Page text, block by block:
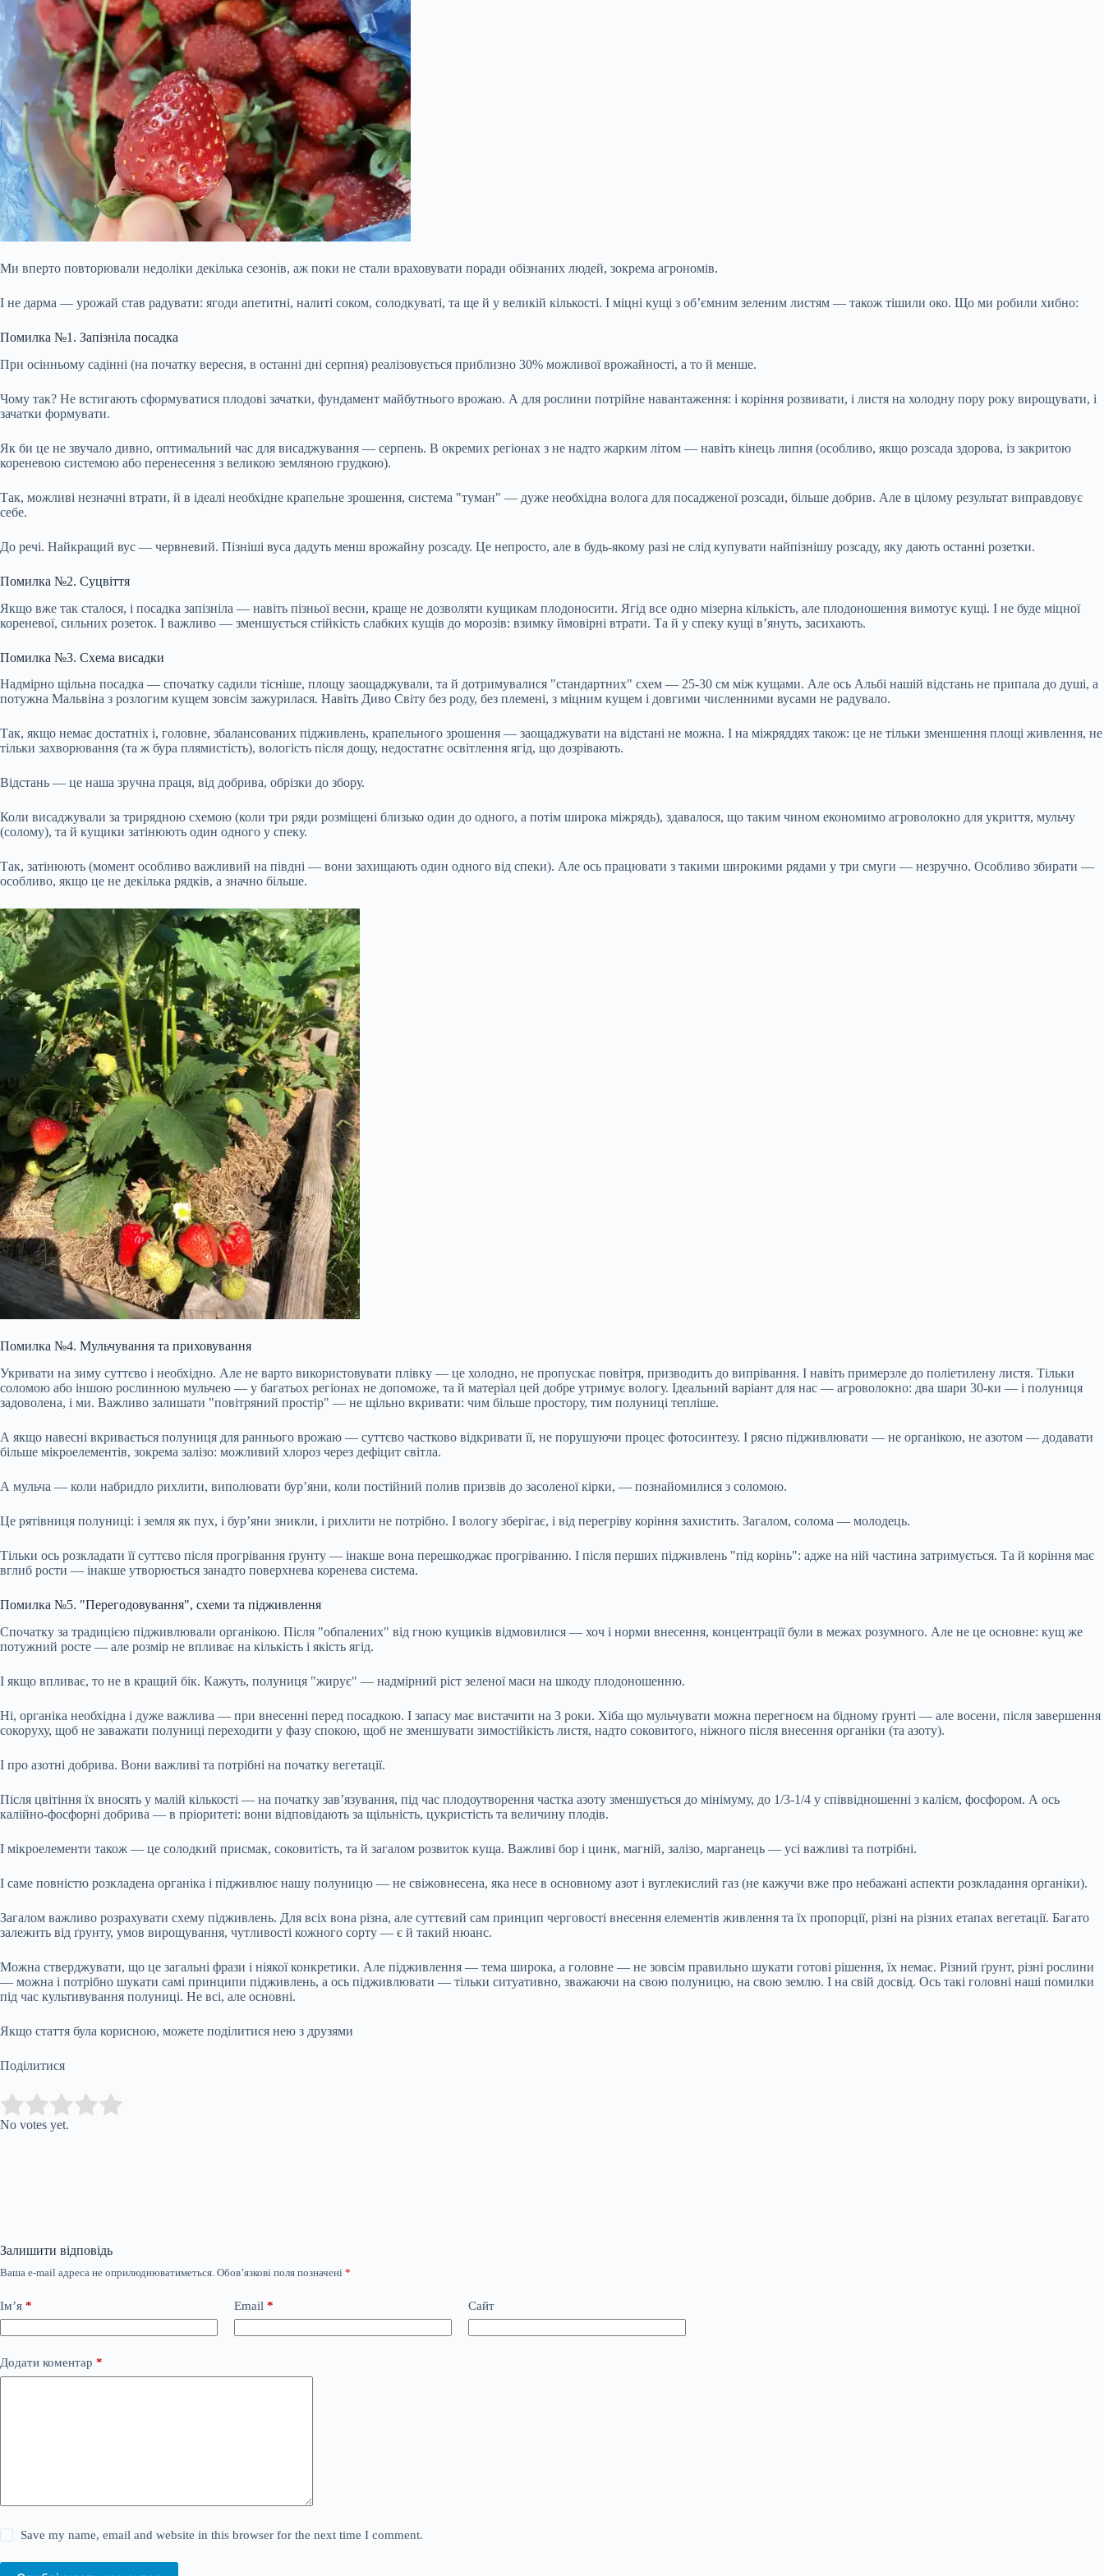
Ми вперто повторювали недоліки декілька сезонів, аж поки не стали враховувати поради обізнаних людей, зокрема агрономів.
І не дарма — урожай став радувати: ягоди апетитні, налиті соком, солодкуваті, та ще й у великій кількості. І міцні кущі з об’ємним зеленим листям — також тішили око. Що ми робили хибно:
Помилка №1. Запізніла посадка
При осінньому садінні (на початку вересня, в останні дні серпня) реалізовується приблизно 30% можливої врожайності, а то й менше.
Чому так? Не встигають сформуватися плодові зачатки, фундамент майбутнього врожаю. А для рослини потрійне навантаження: і коріння розвивати, і листя на холодну пору року вирощувати, і
зачатки формувати.
Як би це не звучало дивно, оптимальний час для висаджування — серпень. В окремих регіонах з не надто жарким літом — навіть кінець липня (особливо, якщо розсада здорова, із закритою
кореневою системою або перенесення з великою земляною грудкою).
Так, можливі незначні втрати, й в ідеалі необхідне крапельне зрошення, система "туман" — дуже необхідна волога для посадженої розсади, більше добрив. Але в цілому результат виправдовує
себе.
До речі. Найкращий вус — червневий. Пізніші вуса дадуть менш врожайну розсаду. Це непросто, але в будь-якому разі не слід купувати найпізнішу розсаду, яку дають останні розетки.
Помилка №2. Суцвіття
Якщо вже так сталося, і посадка запізніла — навіть пізньої весни, краще не дозволяти кущикам плодоносити. Ягід все одно мізерна кількість, але плодоношення вимотує кущі. І не буде міцної
кореневої, сильних розеток. І важливо — зменшується стійкість слабких кущів до морозів: взимку ймовірні втрати. Та й у спеку кущі в’януть, засихають.
Помилка №3. Схема висадки
Надмірно щільна посадка — спочатку садили тісніше, площу заощаджували, та й дотримувалися "стандартних" схем — 25-30 см між кущами. Але ось Альбі нашій відстань не припала до душі, а
потужна Мальвіна з розлогим кущем зовсім зажурилася. Навіть Диво Світу без роду, без племені, з міцним кущем і довгими численними вусами не радувало.
Так, якщо немає достатніх і, головне, збалансованих підживлень, крапельного зрошення — заощаджувати на відстані не можна. І на міжряддях також: це не тільки зменшення площі живлення, не
тільки захворювання (та ж бура плямистість), вологість після дощу, недостатнє освітлення ягід, що дозрівають.
Відстань — це наша зручна праця, від добрива, обрізки до збору.
Коли висаджували за трирядною схемою (коли три ряди розміщені близько один до одного, а потім широка міжрядь), здавалося, що таким чином економимо агроволокно для укриття, мульчу
(солому), та й кущики затінюють один одного у спеку.
Так, затінюють (момент особливо важливий на півдні — вони захищають один одного від спеки). Але ось працювати з такими широкими рядами у три смуги — незручно. Особливо збирати —
особливо, якщо це не декілька рядків, а значно більше.
Помилка №4. Мульчування та приховування
Укривати на зиму суттєво і необхідно. Але не варто використовувати плівку — це холодно, не пропускає повітря, призводить до випрівання. І навіть примерзле до поліетилену листя. Тільки
соломою або іншою рослинною мульчею — у багатьох регіонах не допоможе, та й матеріал цей добре утримує вологу. Ідеальний варіант для нас — агроволокно: два шари 30-ки — і полуниця
задоволена, і ми. Важливо залишати "повітряний простір" — не щільно вкривати: чим більше простору, тим полуниці тепліше.
А якщо навесні вкривається полуниця для раннього врожаю — суттєво частково відкривати її, не порушуючи процес фотосинтезу. І рясно підживлювати — не органікою, не азотом — додавати
більше мікроелементів, зокрема залізо: можливий хлороз через дефіцит світла.
А мульча — коли набридло рихлити, виполювати бур’яни, коли постійний полив призвів до засоленої кірки, — познайомилися з соломою.
Це рятівниця полуниці: і земля як пух, і бур’яни зникли, і рихлити не потрібно. І вологу зберігає, і від перегріву коріння захистить. Загалом, солома — молодець.
Тільки ось розкладати її суттєво після прогрівання ґрунту — інакше вона перешкоджає прогріванню. І після перших підживлень "під корінь": адже на ній частина затримується. Та й коріння має
вглиб рости — інакше утворюється занадто поверхнева коренева система.
Помилка №5. "Перегодовування", схеми та підживлення
Спочатку за традицією підживлювали органікою. Після "обпалених" від гною кущиків відмовилися — хоч і норми внесення, концентрації були в межах розумного. Але не це основне: кущ же
потужний росте — але розмір не впливає на кількість і якість ягід.
І якщо впливає, то не в кращий бік. Кажуть, полуниця "жирує" — надмірний ріст зеленої маси на шкоду плодоношенню.
Ні, органіка необхідна і дуже важлива — при внесенні перед посадкою. І запасу має вистачити на 3 роки. Хіба що мульчувати можна перегноєм на бідному ґрунті — але восени, після завершення
сокоруху, щоб не заважати полуниці переходити у фазу спокою, щоб не зменшувати зимостійкість листя, надто соковитого, ніжного після внесення органіки (та азоту).
І про азотні добрива. Вони важливі та потрібні на початку вегетації.
Після цвітіння їх вносять у малій кількості — на початку зав’язування, під час плодоутворення частка азоту зменшується до мінімуму, до 1/3-1/4 у співвідношенні з калієм, фосфором. А ось
калійно-фосфорні добрива — в пріоритеті: вони відповідають за щільність, цукристість та величину плодів.
І мікроелементи також — це солодкий присмак, соковитість, та й загалом розвиток куща. Важливі бор і цинк, магній, залізо, марганець — усі важливі та потрібні.
І саме повністю розкладена органіка і підживлює нашу полуницю — не свіжовнесена, яка несе в основному азот і вуглекислий газ (не кажучи вже про небажані аспекти розкладання органіки).
Загалом важливо розрахувати схему підживлень. Для всіх вона різна, але суттєвий сам принцип черговості внесення елементів живлення та їх пропорції, різні на різних етапах вегетації. Багато
залежить від ґрунту, умов вирощування, чутливості кожного сорту — є й такий нюанс.
Можна стверджувати, що це загальні фрази і ніякої конкретики. Але підживлення — тема широка, а головне — не зовсім правильно шукати готові рішення, їх немає. Різний ґрунт, різні рослини
— можна і потрібно шукати самі принципи підживлень, а ось підживлювати — тільки ситуативно, зважаючи на свою полуницю, на свою землю. І на свій досвід. Ось такі головні наші помилки
під час культивування полуниці. Не всі, але основні.
Якщо стаття була корисною, можете поділитися нею з друзями
Поділитися
Rate this item:
No votes yet.
Залишити відповідь
Ваша e-mail адреса не оприлюднюватиметься. Обов’язкові поля позначені *
Ім’я * Email * Сайт
Додати коментар *
Save my name, email and website in this browser for the next time I comment.